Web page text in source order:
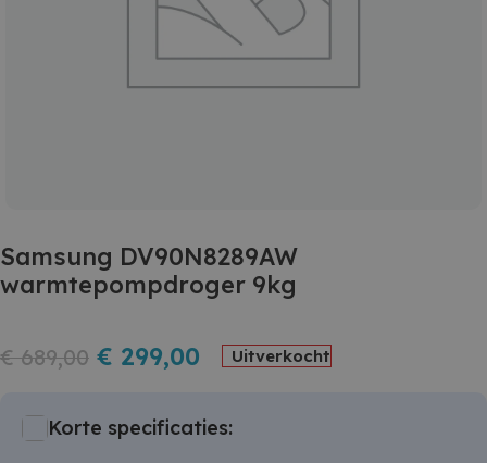
Samsung DV90N8289AW
warmtepompdroger 9kg
€689,00 € 299,00 Uitverkocht
Korte specificaties: